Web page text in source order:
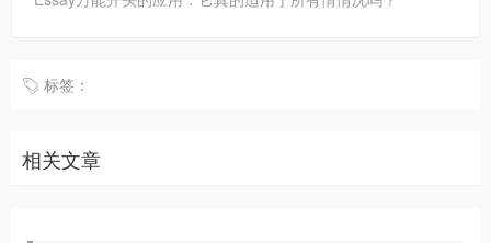
标签：
相关文章